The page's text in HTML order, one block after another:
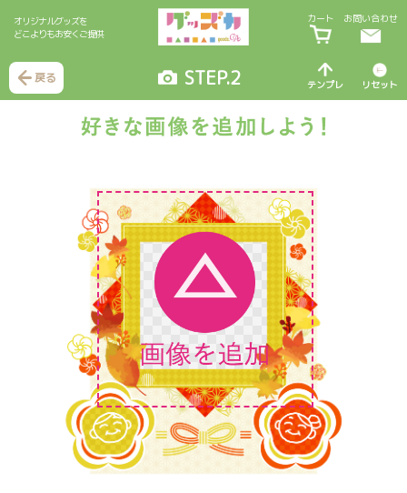
オリジナルグッズを
どこよりもお安くご提供
カート お問い合わせ
戻る STEP.2 テンプレ リセット